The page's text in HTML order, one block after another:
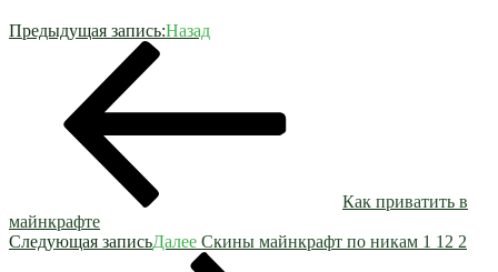
Предыдущая запись:Назад
Как приватить в
майнкрафте
Следующая записьДалее Скины майнкрафт по никам 1 12 2